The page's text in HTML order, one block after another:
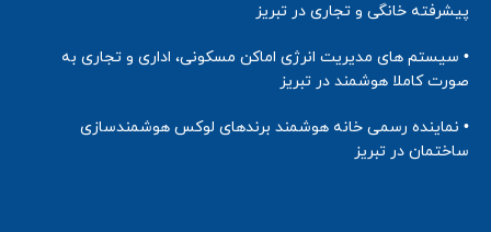
پیشرفته خانگی و تجاری در تبریز
• سیستم های مدیریت انرژی اماکن مسکونی، اداری و تجاری به
صورت کاملا هوشمند در تبریز
• نماینده رسمی خانه هوشمند برندهای لوکس هوشمندسازی
ساختمان در تبریز